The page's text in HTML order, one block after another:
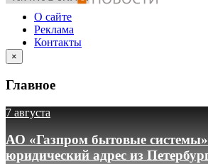
О сайте
Реклама
Контакты
×
Главное
7 августа
АО «Газпром бытовые системы»
юридический адрес из